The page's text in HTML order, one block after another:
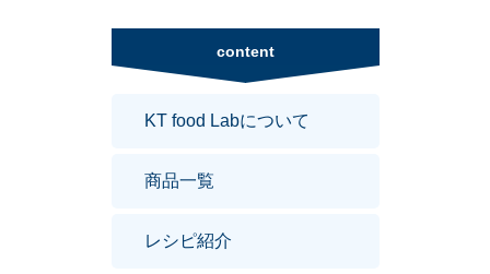
content
KT food Labについて
商品一覧
レシピ紹介